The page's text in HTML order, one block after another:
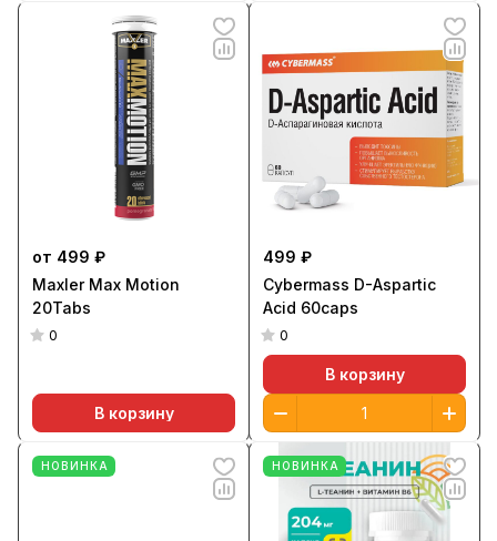
от 499 ₽
Maxler Max Motion
20Tabs
0
В корзину
499 ₽
Cybermass D-Aspartic
Acid 60caps
0
В корзину
НОВИНКА НОВИНКА